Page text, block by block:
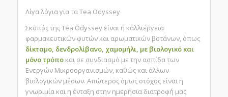
Λίγα λόγια για τα Tea Odyssey
Σκοπός της Tea Odyssey είναι η καλλιέργεια
φαρμακευτικών φυτών και αρωματικών βοτάνων, όπως
δίκταμο, δενδρολίβανο, χαμομήλι, με βιολογικό και
μόνο τρόπο και σε συνδιασμό με την ασπίδα των
Ενεργών Μικροοργανισμών, καθώς και άλλων
βιολογικών μέσων. Απώτερος όμως στόχος είναι η
γνωριμία και η ένταξη στην ημερήσια διατροφή μας